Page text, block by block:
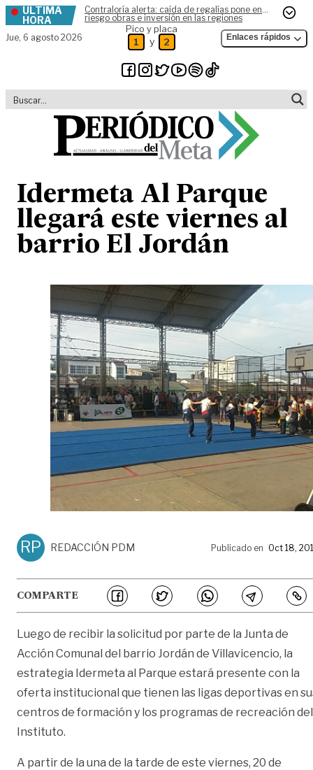
Skip to content
ÚLTIMA
HORA
Contraloría alerta: caída de regalías pone en
riesgo obras e inversión en las regiones
Jue, 6 agosto 2026
Pico y placa
1 y 2 Enlaces rápidos
Idermeta Al Parque
llegará este viernes al
barrio El Jordán
RP REDACCIÓN PDM Publicado en Oct 18,
COMPARTE
Luego de recibir la solicitud por parte de la Junta de
Acción Comunal del barrio Jordán de Villavicencio, la
estrategia Idermeta al Parque estará presente con la
oferta institucional que tienen las ligas deportivas en
centros de formación y los programas de recreación del
Instituto.
A partir de la una de la tarde de este viernes, 20 de